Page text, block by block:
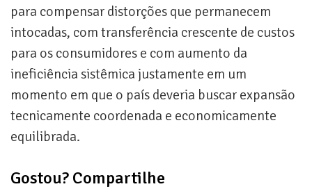
para compensar distorções que permanecem
intocadas, com transferência crescente de custos
para os consumidores e com aumento da
ineficiência sistêmica justamente em um
momento em que o país deveria buscar expansão
tecnicamente coordenada e economicamente
equilibrada.
Gostou? Compartilhe